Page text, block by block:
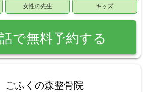
女性の先生 キッズ
で無料予約する
ごふくの森整骨院